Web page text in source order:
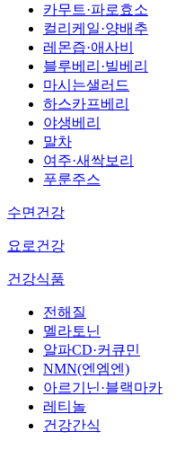
카무트·파로효소
컬리케일·양배추
레몬즙·애사비
블루베리·빌베리
마시는샐러드
하스카프베리
야생베리
말차
여주·새싹보리
푸룬주스
수면건강
요로건강
건강식품
전해질
멜라토닌
알파CD·커큐민
NMN(엔엠엔)
아르기닌·블랙마카
레티놀
건강간식